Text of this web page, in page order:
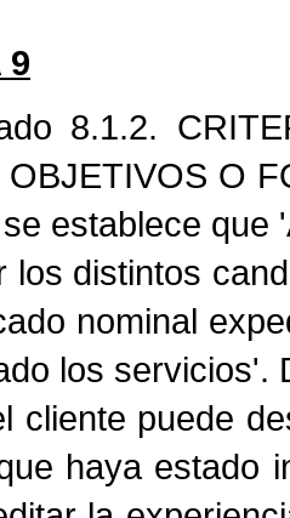
9
8.1.2.
O
establece que
los distintos
nominal
los servicios'.
cliente puede
haya estado